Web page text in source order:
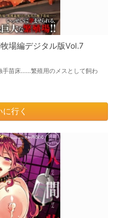
場編デジタル版Vol.7
手苗床……繁殖用のメスとして飼わ
に行く